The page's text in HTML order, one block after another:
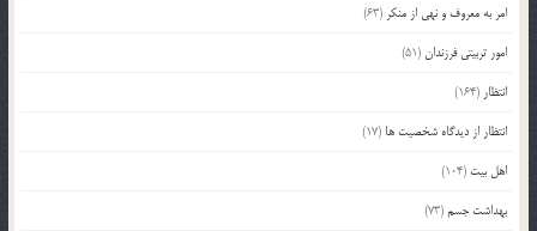
امر به معروف و نهی از منکر (63)
امور تربیتی فرزندان(51)
انتظار (164)
انتظار از دیدگاه شخصیت ها (17)
اهل بیت (104)
بهداشت جسم(73)